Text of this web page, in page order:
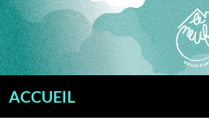
Aller
au
contenu
ACCUEIL